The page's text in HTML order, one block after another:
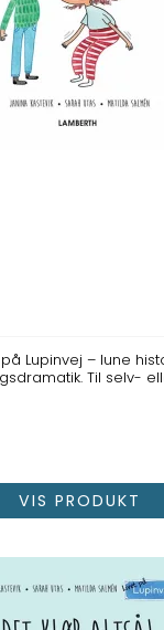
Lupinvej – lune
Til selv-
VIS PRODUKT